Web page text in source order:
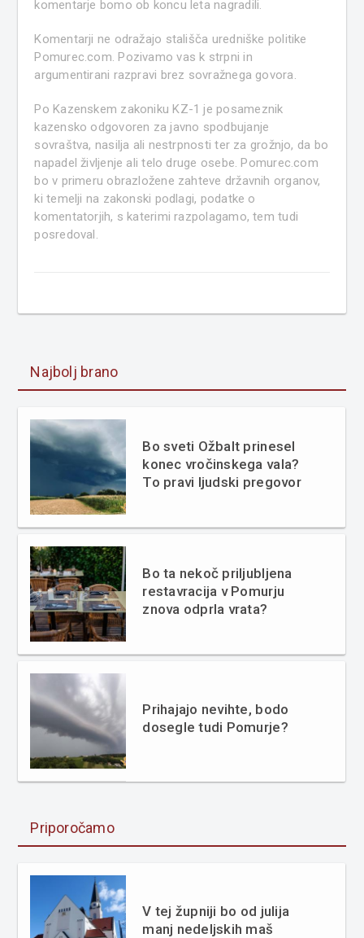
komentarje bomo ob koncu leta nagradili.
Komentarji ne odražajo stališča uredniške politike
Pomurec.com. Pozivamo vas k strpni in
argumentirani razpravi brez sovražnega govora.
Po Kazenskem zakoniku KZ-1 je posameznik
kazensko odgovoren za javno spodbujanje
sovraštva, nasilja ali nestrpnosti ter za grožnjo, da bo
napadel življenje ali telo druge osebe. Pomurec.com
bo v primeru obrazložene zahteve državnih organov,
ki temelji na zakonski podlagi, podatke o
komentatorjih, s katerimi razpolagamo, tem tudi
posredoval.
Najbolj brano
Bo sveti Ožbalt prinesel
konec vročinskega vala?
To pravi ljudski pregovor
Bo ta nekoč priljubljena
restavracija v Pomurju
znova odprla vrata?
Prihajajo nevihte, bodo
dosegle tudi Pomurje?
Priporočamo
V tej župniji bo od julija
manj nedeljskih maš